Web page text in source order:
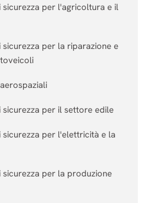
sicurezza per l'agricoltura e il
per la riparazione e
sicurezza per il settore edile
sicurezza per l'elettricità e la
sicurezza per la produzione